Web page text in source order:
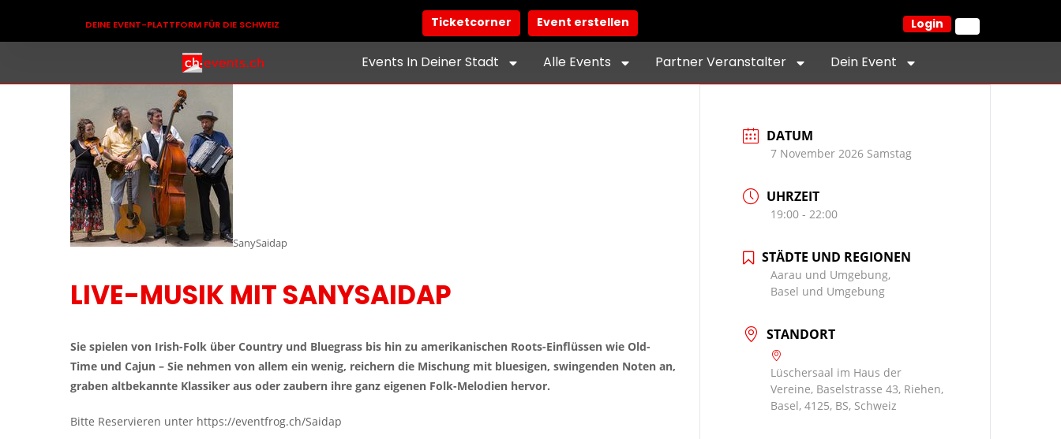
DEINE EVENT-PLATTFORM FÜR DIE SCHWEIZ Ticketcorner Event erstellen Login
Events In Deiner Stadt Alle Events Partner Veranstalter Dein Event
SanySaidap
LIVE-MUSIK MIT SANYSAIDAP
Sie spielen von Irish-Folk über Country und Bluegrass bis hin zu amerikanischen Roots-Einflüssen wie Old-
Time und Cajun – Sie nehmen von allem ein wenig, reichern die Mischung mit bluesigen, swingenden Noten an,
graben altbekannte Klassiker aus oder zaubern ihre ganz eigenen Folk-Melodien hervor.
Bitte Reservieren unter https://eventfrog.ch/Saidap
DATUM
7 November 2026 Samstag
UHRZEIT
19:00 - 22:00
STÄDTE UND REGIONEN
Aarau und Umgebung,
Basel und Umgebung
STANDORT
Lüschersaal im Haus der
Vereine, Baselstrasse 43, Riehen,
Basel, 4125, BS, Schweiz